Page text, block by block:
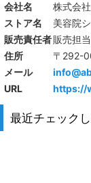
会社名
株式会
ストア名
美容院
販売責任者販売担
住所
〒292-
メール
URL
https://
最近チェック